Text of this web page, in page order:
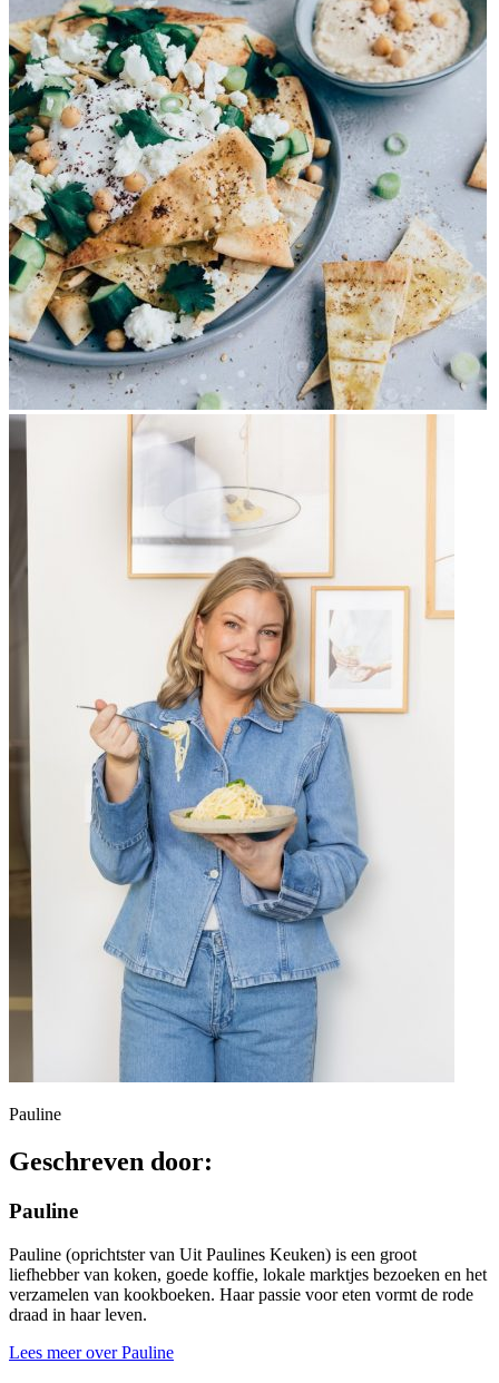
Pauline
Geschreven door:
Pauline
Pauline (oprichtster van Uit Paulines Keuken) is een groot
liefhebber van koken, goede koffie, lokale marktjes bezoeken en het
verzamelen van kookboeken. Haar passie voor eten vormt de rode
draad in haar leven.
Lees meer over Pauline